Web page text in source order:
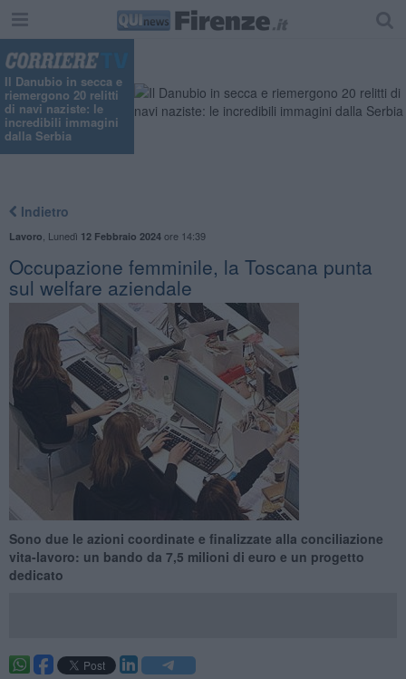
Il Danubio in secca e
riemergono 20 relitti
di navi naziste: le
incredibili immagini
dalla Serbia
Indietro
Lavoro Lunedì 12 Febbraio 2024ore 14:39
Occupazione femminile, la Toscana punta
sul welfare aziendale
Sono due le azioni coordinate e finalizzate alla conciliazione
vita-lavoro: un bando da 7,5 milioni di euro e un progetto
dedicato